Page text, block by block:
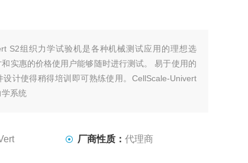
S2组织力学试验机是各种机械测试应用的理想选
实惠的价格使用户能够随时进行测试。 易于使用的
设计使得稍得培训即可熟练使用。CellScale-Univert
系统
厂商性质：代理商